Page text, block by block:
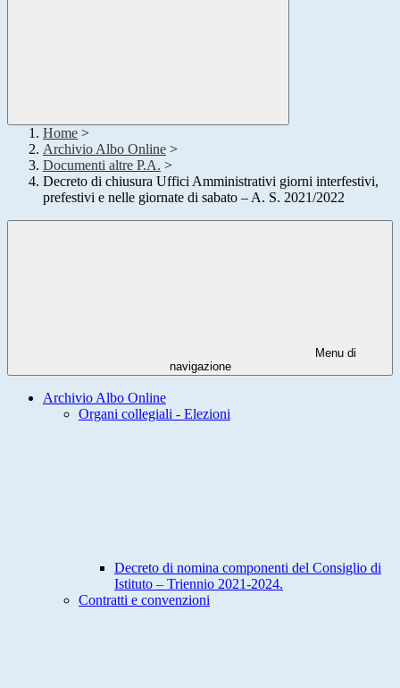
Home >
Archivio Albo Online >
Documenti altre P.A. >
Decreto di chiusura Uffici Amministrativi giorni interfestivi,
prefestivi e nelle giornate di sabato – A. S. 2021/2022
Menu di
navigazione
Archivio Albo Online
Organi collegiali - Elezioni
Decreto di nomina componenti del Consiglio di
Istituto – Triennio 2021-2024.
Contratti e convenzioni